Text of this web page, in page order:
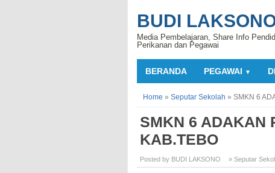
BUDI
Media Pembelajaran, Share Info
Perikanan dan Pegawai
BERANDA PEGAWAI ▼
Home » Seputar Sekolah » SMKN 6
SMKN 6 ADAKAN
KAB.TEBO
Posted by BUDI LAKSONO » Seputar